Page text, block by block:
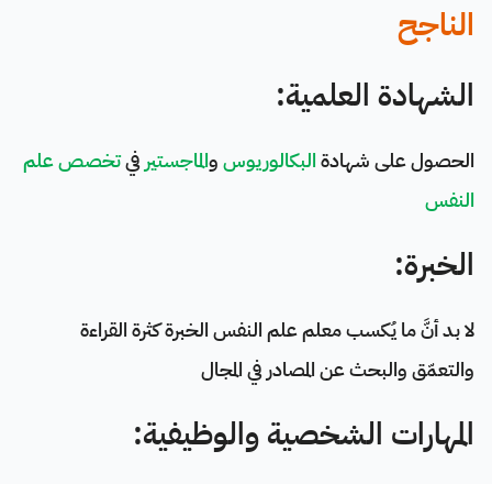
الناجح
الشهادة العلمية:
الحصول على شهادةالبكالوريوسوالماجستير فيتخصص علم
النفس
الخبرة:
لا بد أنَّ ما يُكسب معلم علم النفس الخبرة كثرة القراءة
والتعمّق والبحث عن المصادر في المجال
المهارات الشخصية والوظيفية: